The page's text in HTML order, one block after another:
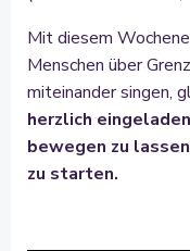
Mit diesem
Menschen über
miteinander singen,
herzlich
bewegen zu
zu starten.